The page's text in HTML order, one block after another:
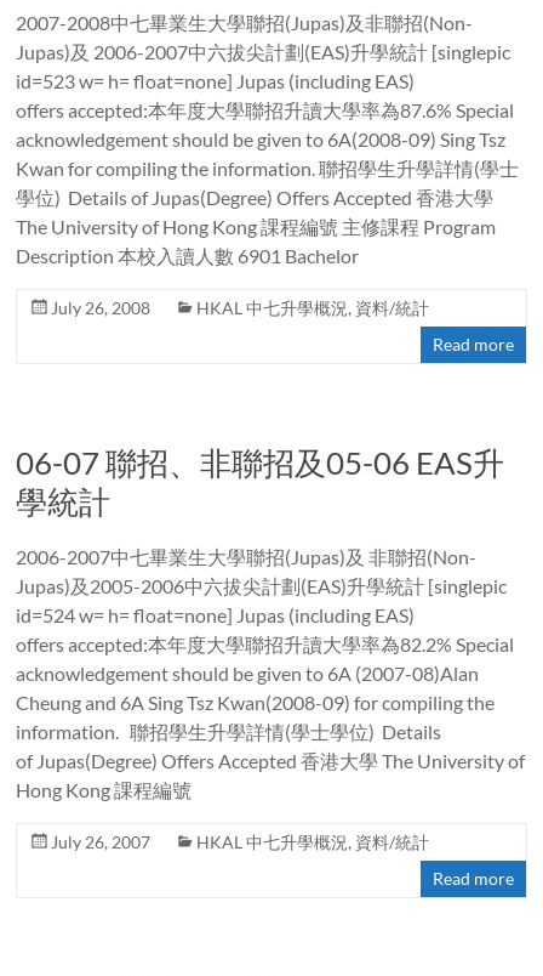
2007-2008中七畢業生大學聯招(Jupas)及非聯招(Non-
Jupas)及 2006-2007中六拔尖計劃(EAS)升學統計 [singlepic
id=523 w= h= float=none] Jupas (including EAS)
offers accepted:本年度大學聯招升讀大學率為87.6% Special
acknowledgement should be given to 6A(2008-09) Sing Tsz
Kwan for compiling the information. 聯招學生升學詳情(學士
學位) Details of Jupas(Degree) Offers Accepted 香港大學
The University of Hong Kong 課程編號 主修課程 Program
Description 本校入讀人數 6901 Bachelor
July 26, 2008 HKAL 中七升學概況, 資料/統計
Read more
06-07 聯招、非聯招及05-06 EAS升
學統計
2006-2007中七畢業生大學聯招(Jupas)及 非聯招(Non-
Jupas)及2005-2006中六拔尖計劃(EAS)升學統計 [singlepic
id=524 w= h= float=none] Jupas (including EAS)
offers accepted:本年度大學聯招升讀大學率為82.2% Special
acknowledgement should be given to 6A (2007-08)Alan
Cheung and 6A Sing Tsz Kwan(2008-09) for compiling the
information. 聯招學生升學詳情(學士學位) Details
of Jupas(Degree) Offers Accepted 香港大學 The University of
Hong Kong 課程編號
July 26, 2007 HKAL 中七升學概況, 資料/統計
Read more